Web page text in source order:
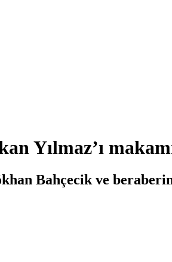
Yılmaz’ı
Bahçecik ve